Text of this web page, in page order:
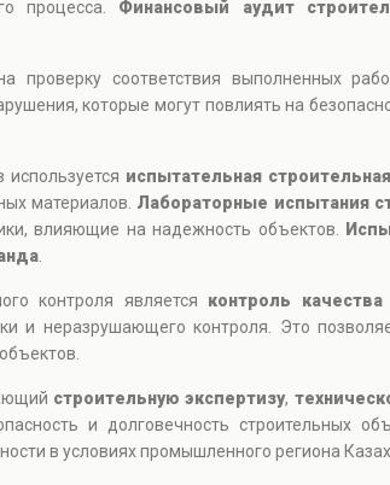
процесса. Финансовый аудит
проверку соответствия выполненных
которые могут повлиять на
испытательная
материалов. Лабораторные испытания
влияющие на надежность объектов.
контроля является контроль
и неразрушающего контроля. Это
строительную экспертизу,
и долговечность строительных
в условиях промышленного региона